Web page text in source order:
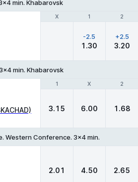
min. Khabarovsk
Χ 1 2
Χ 1 2
-2.5
1.30
+2.5
3.20
min. Khabarovsk
1 X 2
1 X 2
3.15 6.00 1.68
Western Conference. 3x4 min.
2.01 4.50 2.65